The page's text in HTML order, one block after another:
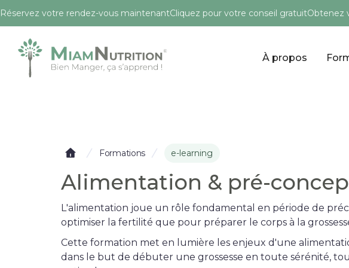
Réservez votre rendez-vous maintenantCliquez pour votre conseil gratuitObtenez
À propos
Formations e-learning
Alimentation & pré-
L'alimentation joue un rôle fondamental en période de
optimiser la fertilité que pour préparer le corps à la
Cette formation met en lumière les enjeux d'une
dans le but de débuter une grossesse en toute sérénité,